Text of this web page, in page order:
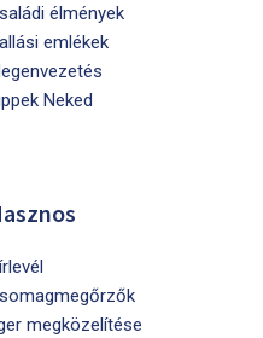
élmények
emlékek
Neked
megközelítése